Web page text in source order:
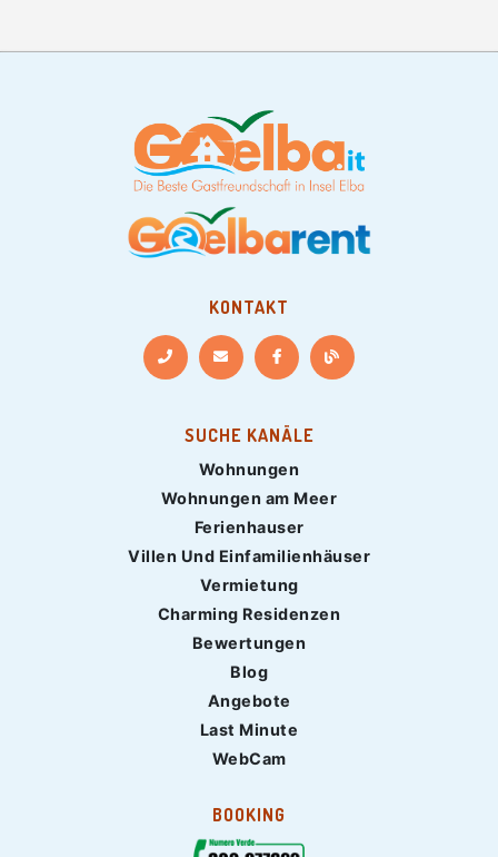
KONTAKT
SUCHE KANÄLE
Wohnungen
Wohnungen am Meer
Ferienhauser
Villen Und Einfamilienhäuser
Vermietung
Charming Residenzen
Bewertungen
Blog
Angebote
Last Minute
WebCam
BOOKING